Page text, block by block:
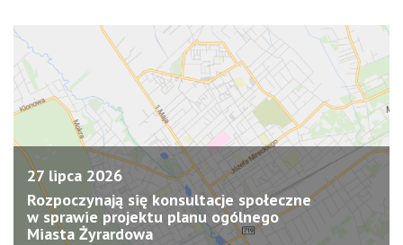
27 lipca 2026
Rozpoczynają się konsultacje społeczne
w sprawie projektu planu ogólnego
Miasta Żyrardowa